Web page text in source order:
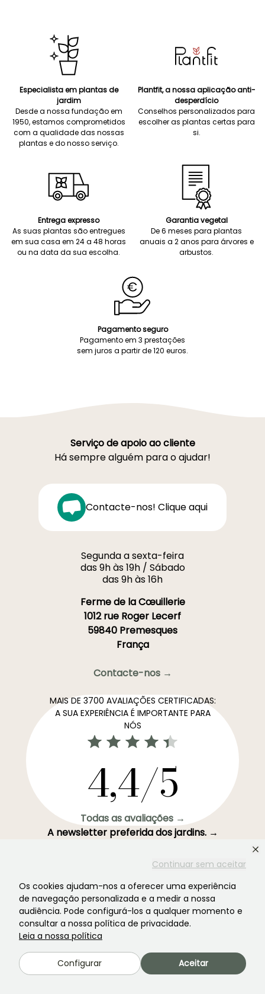
Continuar sem aceitar
Os cookies ajudam-nos a oferecer uma experiência
de navegação personalizada e a medir a nossa
audiência. Pode configurá-los a qualquer momento e
consultar a nossa política de privacidade.
Leia a nossa política
Configurar Aceitar
Especialista em plantas de
jardim
Desde a nossa fundação em
1950, estamos comprometidos
com a qualidade das nossas
plantas e do nosso serviço.
Plantfit, a nossa aplicação anti-
desperdício
Conselhos personalizados para
escolher as plantas certas para
si.
Entrega expresso
As suas plantas são entregues
em sua casa em 24 a 48 horas
ou na data da sua escolha.
Garantia vegetal
De 6 meses para plantas
anuais a 2 anos para árvores e
arbustos.
Pagamento seguro
Pagamento em 3 prestações
sem juros a partir de 120 euros.
Serviço de apoio ao cliente
Há sempre alguém para o ajudar!
Contacte-nos! Clique aqui
Segunda a sexta-feira
das 9h às 19h / Sábado
das 9h às 16h
Ferme de la Cœuillerie
1012 rue Roger Lecerf
59840 Premesques
França
Contacte-nos →
MAIS DE 3700 AVALIAÇÕES CERTIFICADAS:
A SUA EXPERIÊNCIA É IMPORTANTE PARA
NÓS
4,4/5
Todas as avaliações →
A newsletter preferida dos jardins. →
Receba as nossas novidades e ideias para aproveitar o
seu jardim durante todo o ano.
Inscrever-se →
Este formulário está protegido pelo reCAPTCHA - aplicam-se aTermos de
ServiçoePolítica de Privacidadedo Google.